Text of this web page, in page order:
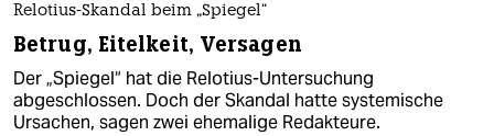
Relotius-Skandal beim „Spiegel“
Betrug, Eitelkeit, Versagen
Der „Spiegel“ hat die Relotius-Untersuchung
abgeschlossen. Doch der Skandal hatte systemische
Ursachen, sagen zwei ehemalige Redakteure.